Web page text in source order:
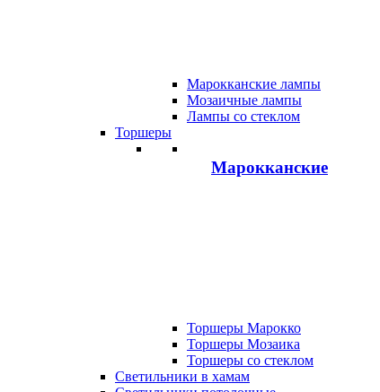
Марокканские лампы
Мозаичные лампы
Лампы со стеклом
Торшеры
Марокканские
Торшеры Марокко
Торшеры Мозаика
Торшеры со стеклом
Светильники в хамам